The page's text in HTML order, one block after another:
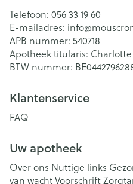
Telefoon: 056 33 19 60
E-mailadres: info@
APB nummer: 540718
Apotheek titularis:
BTW nummer:
Klantenservice
FAQ
Uw apotheek
Over ons Nuttige links
van wachtVoorschrift